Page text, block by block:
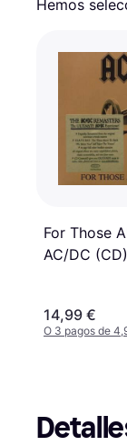
Hemos
For Those
AC/DC (CD)
14,99 €
O 3 pagos de